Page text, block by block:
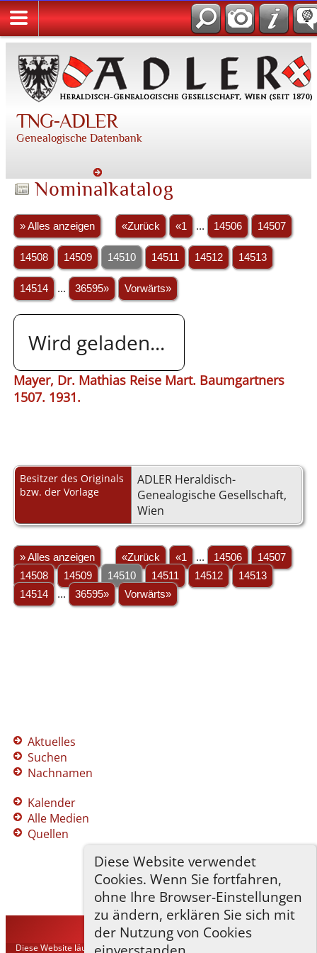
TNG-ADLER
Genealogische Datenbank
Diese Website verwendet
Cookies. Wenn Sie fortfahren,
ohne Ihre Browser-Einstellungen
zu ändern, erklären Sie sich mit
der Nutzung von Cookies
Nominalkatalog
» Alles anzeigen «Zurück «1 ... 14506 14507
14508 14509 14510 14511 14512 14513
14514 ... 36595» Vorwärts»
Wird geladen...
Mayer, Dr. Mathias Reise Mart. Baumgartners
1507. 1931.
Besitzer des Originals
bzw. der Vorlage
ADLER Heraldisch-
Genealogische Gesellschaft,
Wien
» Alles anzeigen «Zurück «1 ... 14506
14507
14508
14509 14510 14511 14512
14513
14514
... 36595» Vorwärts»
Aktuelles
Suchen
Nachnamen
Kalender
Alle Medien
Quellen
TNG-ADLER©2026
Diese Website läuft mitThe Next Generation of Genealogy Sitebuilding